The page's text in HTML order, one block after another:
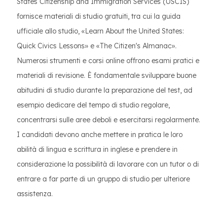
fornisce materiali di studio gratuiti, tra cui la guida
ufficiale allo studio, «Learn About the United States:
Quick Civics Lessons» e «The Citizen's Almanac».
Numerosi strumenti e corsi online offrono esami pratici e
materiali di revisione. È fondamentale sviluppare buone
abitudini di studio durante la preparazione del test, ad
esempio dedicare del tempo di studio regolare,
concentrarsi sulle aree deboli e esercitarsi regolarmente.
I candidati devono anche mettere in pratica le loro
abilità di lingua e scrittura in inglese e prendere in
considerazione la possibilità di lavorare con un tutor o di
entrare a far parte di un gruppo di studio per ulteriore
assistenza.